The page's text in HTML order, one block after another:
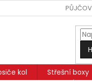
kol Střešní boxy